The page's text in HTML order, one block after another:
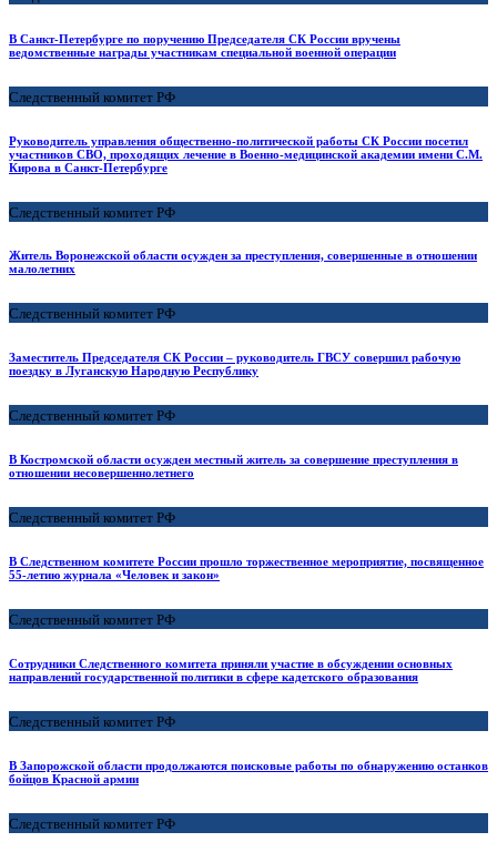
В Санкт-Петербурге по поручению Председателя СК России вручены
ведомственные награды участникам специальной военной операции
Следственный комитет РФ
Руководитель управления общественно-политической работы СК России посетил
участников СВО, проходящих лечение в Военно-медицинской академии имени С.М.
Кирова в Санкт-Петербурге
Следственный комитет РФ
Житель Воронежской области осужден за преступления, совершенные в отношении
малолетних
Следственный комитет РФ
Заместитель Председателя СК России – руководитель ГВСУ совершил рабочую
поездку в Луганскую Народную Республику
Следственный комитет РФ
В Костромской области осужден местный житель за совершение преступления в
отношении несовершеннолетнего
Следственный комитет РФ
В Следственном комитете России прошло торжественное мероприятие, посвященное
55-летию журнала «Человек и закон»
Следственный комитет РФ
Сотрудники Следственного комитета приняли участие в обсуждении основных
направлений государственной политики в сфере кадетского образования
Следственный комитет РФ
В Запорожской области продолжаются поисковые работы по обнаружению останков
бойцов Красной армии
Следственный комитет РФ